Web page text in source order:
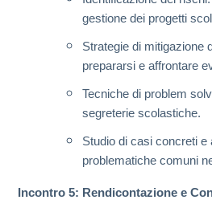
gestione dei progetti
Strategie di mitigazione
prepararsi e affrontare
Tecniche di problem
segreterie scolastiche.
Studio di casi concreti e
problematiche comuni
Incontro 5: Rendicontazione e